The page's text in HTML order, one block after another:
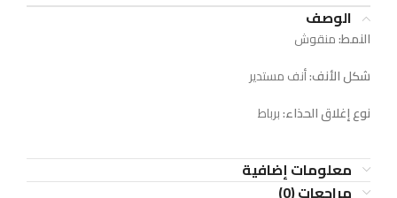
الوصف
النمط:منقوش
شكل الأنف:أنف مستدير
نوع إغلاق الحذاء:برباط
معلومات إضافية
مراجعات (0)